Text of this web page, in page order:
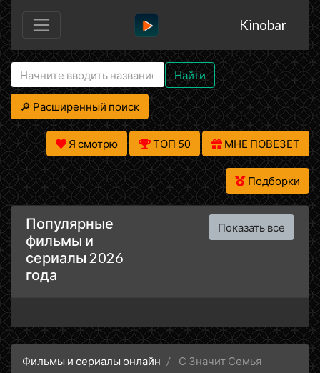
Kinobar
Найти
🔎 Расширенный поиск
Я смотрю ТОП 50 МНЕ ПОВЕЗЕТ
Подборки
Популярные
фильмы и
сериалы 2026
года
Показать все
Фильмы и сериалы онлайн С Значит Семья